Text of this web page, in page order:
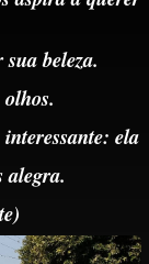
beleza.
ela
alegra.